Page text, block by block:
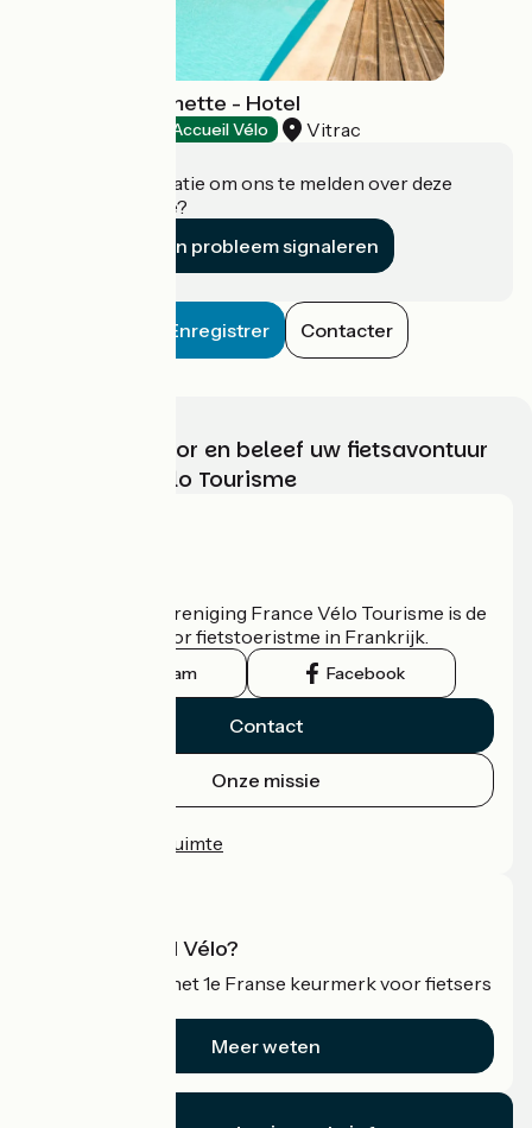
Auberge La Tomette - Hotel
Accueil Vélo Vitrac
Heeft u informatie om ons te melden over deze
accommodatie?
Een probleem signaleren
Enregistrer Contacter
Kies, bereid voor en beleef uw fietsavontuur
met France Vélo Tourisme
De nationale vereniging France Vélo Tourisme is de
officiële gids voor fietstoeristme in Frankrijk.
Instagram Facebook
Contact
Onze missie
Professionele ruimte
Wat is Accueil Vélo?
Accueil Vélo is het 1e Franse keurmerk voor fietsers
Meer weten